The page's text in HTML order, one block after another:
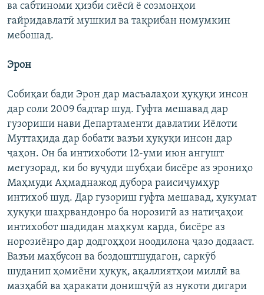
ва сабтиноми ҳизби сиёсӣ ё созмонҳои
ғайридавлатӣ мушкил ва тақрибан номумкин
мебошад.
Эрон
Собиқаи бади Эрон дар масъалаҳои ҳуқуқи инсон
дар соли 2009 бадтар шуд. Гуфта мешавад дар
гузориши нави Департаменти давлатии Иёлоти
Муттаҳида дар бобати вазъи ҳуқуқи инсон дар
ҷаҳон. Он ба интихоботи 12-уми июн ангушт
мегузорад, ки бо вуҷуди шубҳаи бисёре аз эрониҳо
Маҳмуди Аҳмаднажод дубора раисиҷумҳур
интихоб шуд. Дар гузориш гуфта мешавад, ҳукумат
ҳуқуқи шаҳрвандонро ба норозигӣ аз натиҷаҳои
интихобот шадидан маҳкум карда, бисёре аз
норозиёнро дар додгоҳҳои ноодилона ҷазо додааст.
Вазъи маҳбусон ва боздоштшудагон, саркӯб
шуданип ҳомиёни ҳуқуқ, ақаллиятҳои миллӣ ва
мазҳабӣ ва ҳаракати донишҷӯӣ аз нукоти дигари